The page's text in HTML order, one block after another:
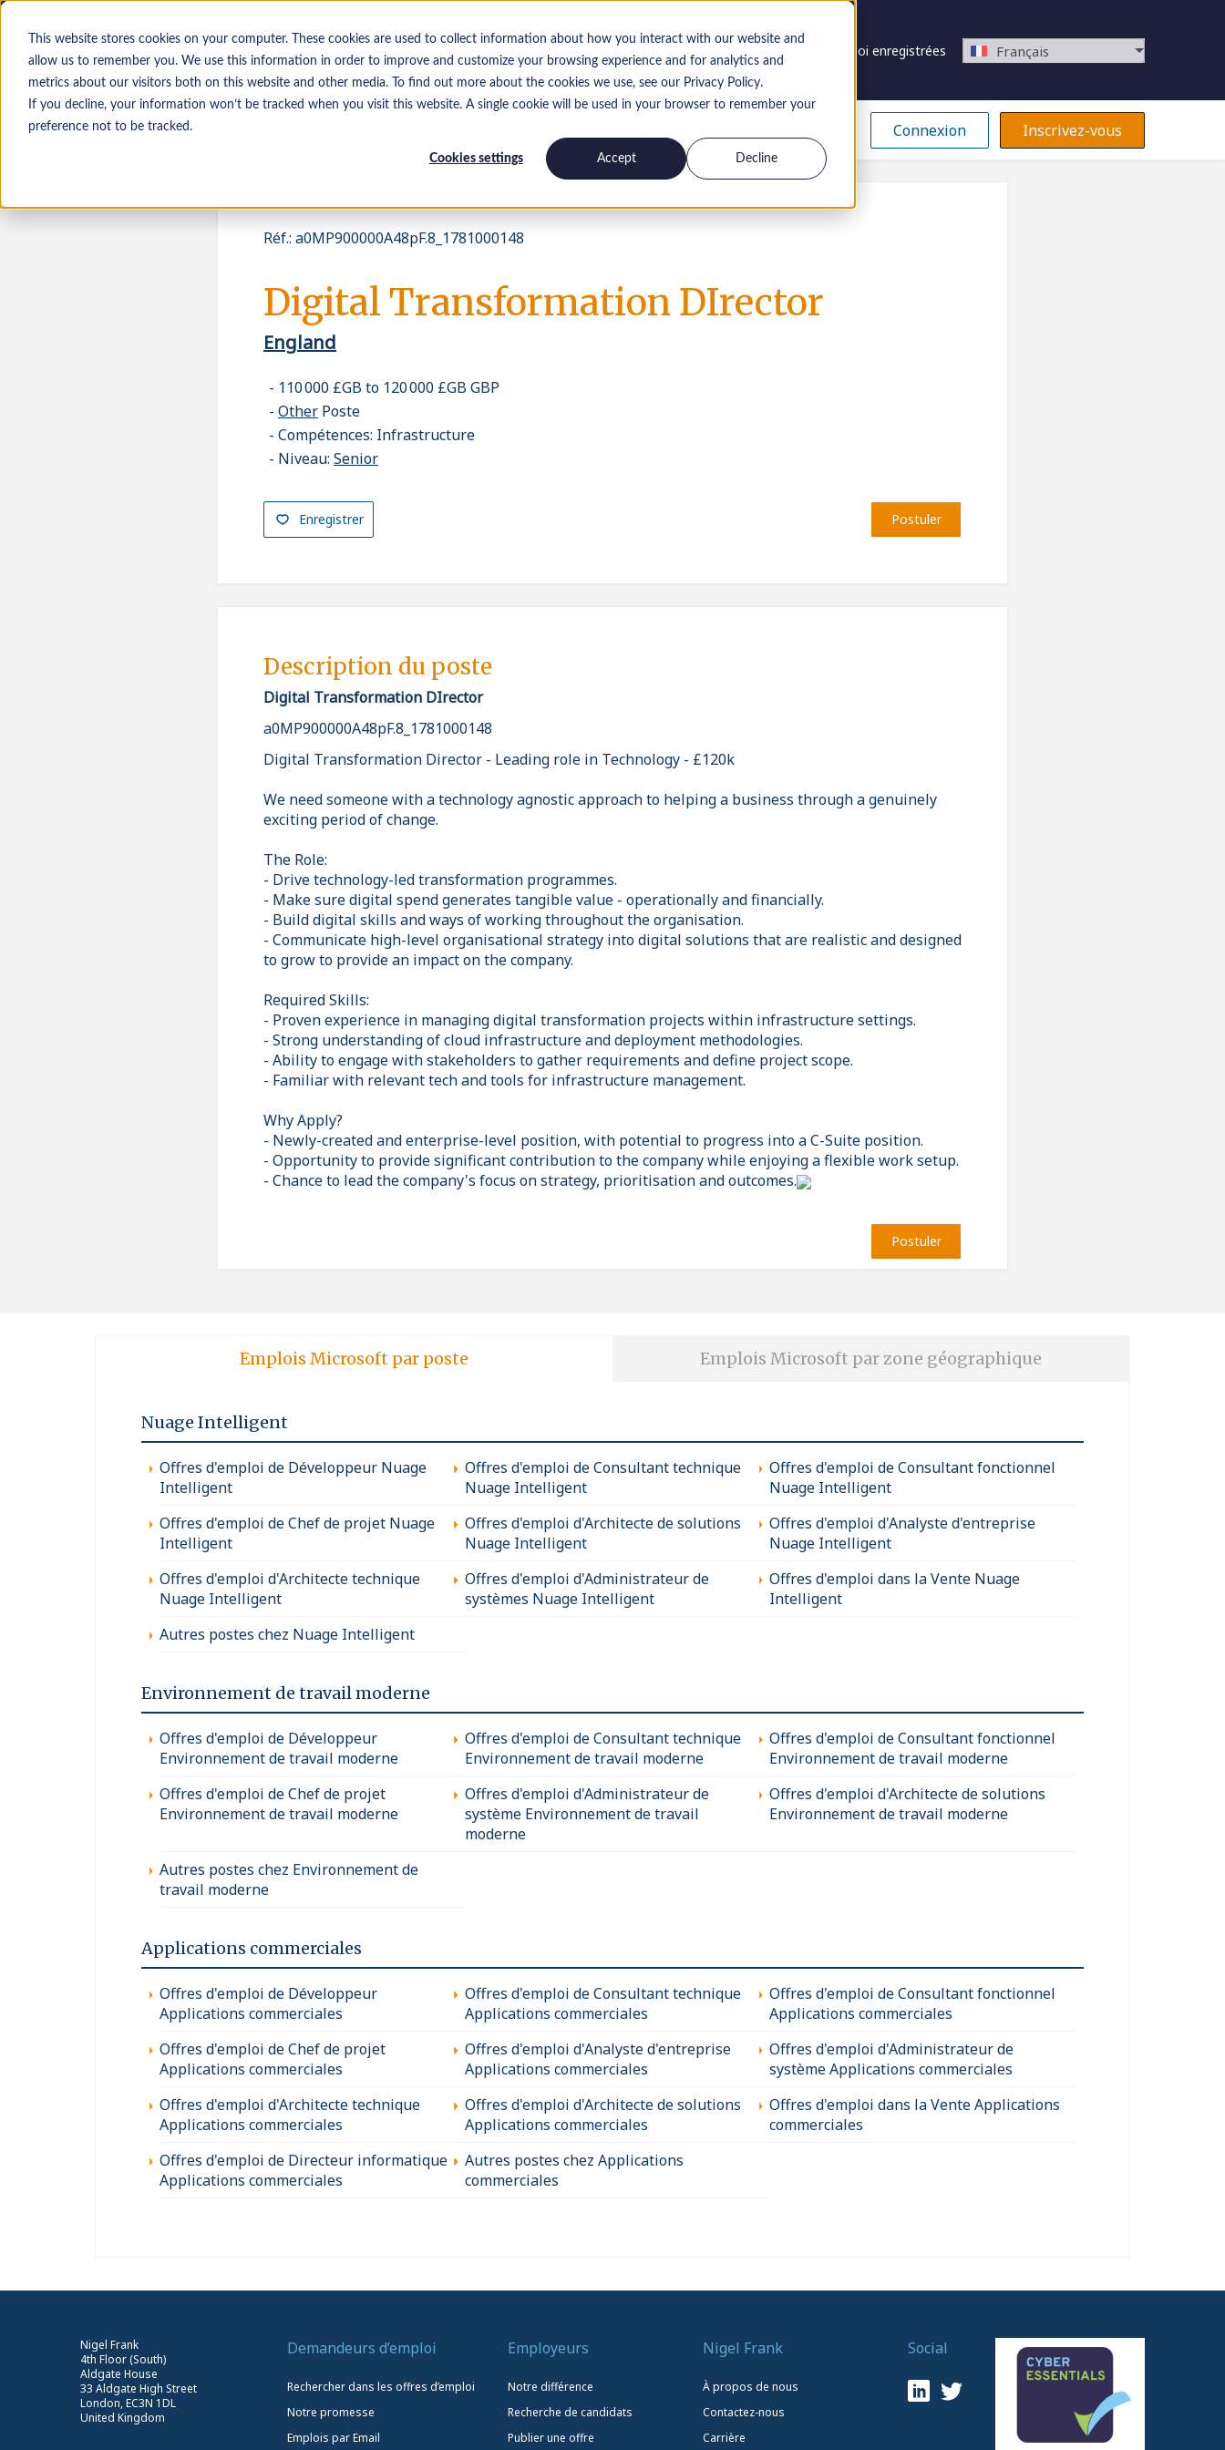
This website stores cookies on your computer. These cookies are used to collect information about how you interact with our website and
allow us to remember you. We use this information in order to improve and customize your browsing experience and for analytics and
metrics about our visitors both on this website and other media. To find out more about the cookies we use, see our Privacy Policy.
If you decline, your information won’t be tracked when you visit this website. A single cookie will be used in your browser to remember your
preference not to be tracked.
Cookies settings Accept Decline
Offres d’emploi enregistrées Français
Demandeurs d’emploi Connexion Inscrivez-vous
Réf.: a0MP900000A48pF.8_1781000148
Digital Transformation DIrector
England
110 000 £GB to 120 000 £GB GBP
Other Poste
Compétences: Infrastructure
Niveau: Senior
Enregistrer Postuler
Description du poste
Digital Transformation DIrector
a0MP900000A48pF.8_1781000148
Digital Transformation Director - Leading role in Technology - £120k
We need someone with a technology agnostic approach to helping a business through a genuinely
exciting period of change.
The Role:
- Drive technology-led transformation programmes.
- Make sure digital spend generates tangible value - operationally and financially.
- Build digital skills and ways of working throughout the organisation.
- Communicate high-level organisational strategy into digital solutions that are realistic and designed
to grow to provide an impact on the company.
Required Skills:
- Proven experience in managing digital transformation projects within infrastructure settings.
- Strong understanding of cloud infrastructure and deployment methodologies.
- Ability to engage with stakeholders to gather requirements and define project scope.
- Familiar with relevant tech and tools for infrastructure management.
Why Apply?
- Newly-created and enterprise-level position, with potential to progress into a C-Suite position.
- Opportunity to provide significant contribution to the company while enjoying a flexible work setup.
- Chance to lead the company's focus on strategy, prioritisation and outcomes.
Postuler
Emplois Microsoft par poste Emplois Microsoft par zone géographique
Nuage Intelligent
Offres d'emploi de Développeur Nuage
Intelligent
Offres d'emploi de Consultant technique
Nuage Intelligent
Offres d'emploi de Consultant fonctionnel
Nuage Intelligent
Offres d'emploi de Chef de projet Nuage
Intelligent
Offres d'emploi d'Architecte de solutions
Nuage Intelligent
Offres d'emploi d'Analyste d'entreprise
Nuage Intelligent
Offres d'emploi d'Architecte technique
Nuage Intelligent
Offres d'emploi d'Administrateur de
systèmes Nuage Intelligent
Offres d'emploi dans la Vente Nuage
Intelligent
Autres postes chez Nuage Intelligent
Environnement de travail moderne
Offres d'emploi de Développeur
Environnement de travail moderne
Offres d'emploi de Consultant technique
Environnement de travail moderne
Offres d'emploi de Consultant fonctionnel
Environnement de travail moderne
Offres d'emploi de Chef de projet
Environnement de travail moderne
Offres d'emploi d'Administrateur de
système Environnement de travail
moderne
Offres d'emploi d'Architecte de solutions
Environnement de travail moderne
Autres postes chez Environnement de
travail moderne
Applications commerciales
Offres d'emploi de Développeur
Applications commerciales
Offres d'emploi de Consultant technique
Applications commerciales
Offres d'emploi de Consultant fonctionnel
Applications commerciales
Offres d'emploi de Chef de projet
Applications commerciales
Offres d'emploi d'Analyste d'entreprise
Applications commerciales
Offres d'emploi d'Administrateur de
système Applications commerciales
Offres d'emploi d'Architecte technique
Applications commerciales
Offres d'emploi d'Architecte de solutions
Applications commerciales
Offres d'emploi dans la Vente Applications
commerciales
Offres d'emploi de Directeur informatique
Applications commerciales
Autres postes chez Applications
commerciales
Nigel Frank
4th Floor (South)
Aldgate House
33 Aldgate High Street
London, EC3N 1DL
United Kingdom
Demandeurs d’emploi
Rechercher dans les offres d’emploi
Notre promesse
Emplois par Email
Employeurs
Notre différence
Recherche de candidats
Publier une offre
Nigel Frank
À propos de nous
Contactez-nous
Carrière
Social